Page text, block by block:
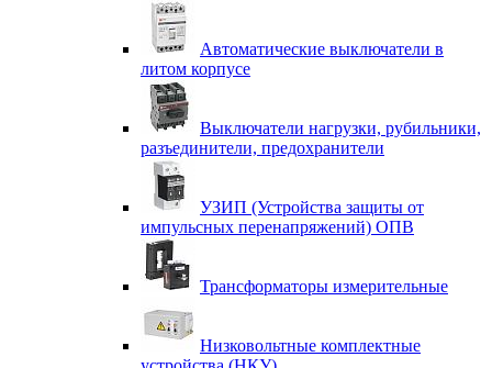
Автоматические выключатели в
литом корпусе
Выключатели нагрузки, рубильники,
разъединители, предохранители
УЗИП (Устройства защиты от
импульсных перенапряжений) ОПВ
Трансформаторы измерительные
Низковольтные комплектные